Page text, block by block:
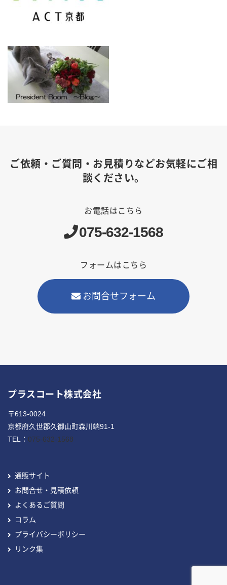
ご依頼・ご質問・お見積りなどお気軽にご相
談ください。
お電話はこちら
075-632-1568
フォームはこちら
お問合せフォーム
プラスコート株式会社
〒613-0024
京都府久世郡久御山町森川端91-1
TEL： 075-632-1568
通販サイト
お問合せ・見積依頼
よくあるご質問
コラム
プライバシーポリシー
リンク集